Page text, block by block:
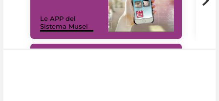
Le APP del
Sistema Musei